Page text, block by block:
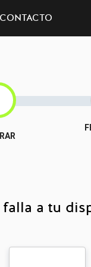
CONTACTO
falla a tu